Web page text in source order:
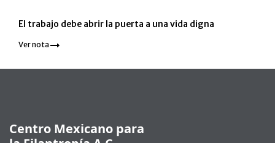
El trabajo debe abrir la puerta a una vida digna
Ver nota
Centro Mexicano para